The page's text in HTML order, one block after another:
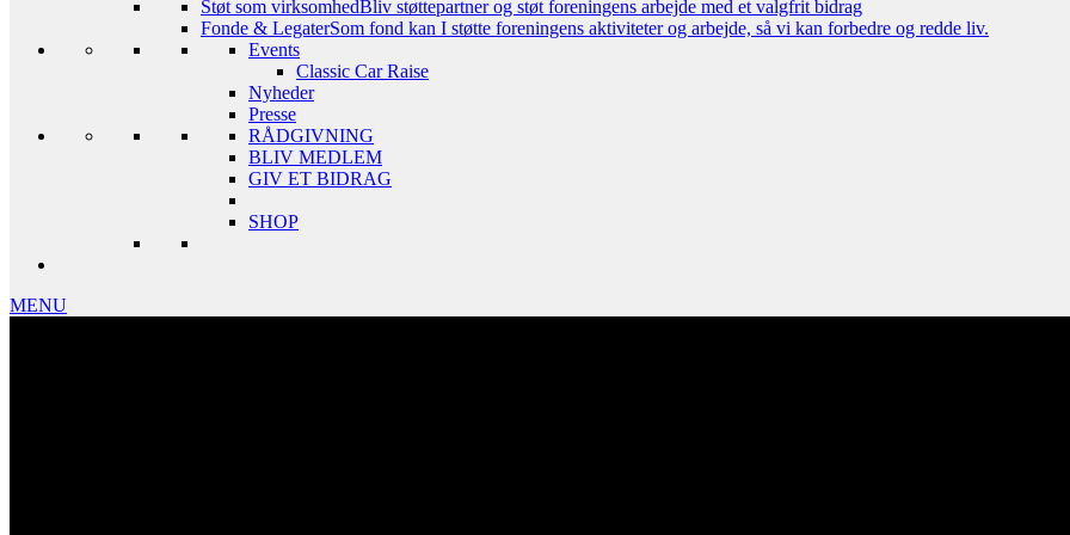
Støt som virksomhedBliv støttepartner og støt foreningens arbejde med et valgfrit bidrag
Fonde & LegaterSom fond kan I støtte foreningens aktiviteter og arbejde, så vi kan forbedre og redde liv.
Events
Classic Car Raise
Nyheder
Presse
RÅDGIVNING
BLIV MEDLEM
GIV ET BIDRAG
SHOP
MENU